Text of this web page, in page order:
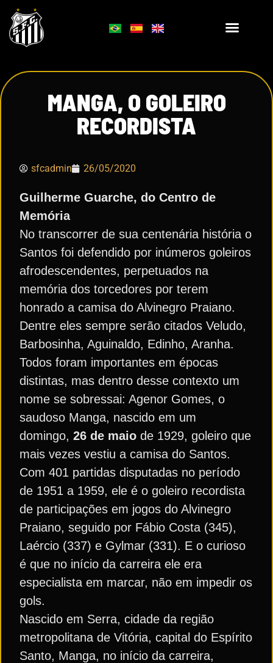
MANGA, O GOLEIRO
RECORDISTA
sfcadmin 26/05/2020
Guilherme Guarche, do Centro de
Memória
No transcorrer de sua centenária história o
Santos foi defendido por inúmeros goleiros
afrodescendentes, perpetuados na
memória dos torcedores por terem
honrado a camisa do Alvinegro Praiano.
Dentre eles sempre serão citados Veludo,
Barbosinha, Aguinaldo, Edinho, Aranha.
Todos foram importantes em épocas
distintas, mas dentro desse contexto um
nome se sobressai: Agenor Gomes, o
saudoso Manga, nascido em um
domingo, 26 de maio de 1929, goleiro que
mais vezes vestiu a camisa do Santos.
Com 401 partidas disputadas no período
de 1951 a 1959, ele é o goleiro recordista
de participações em jogos do Alvinegro
Praiano, seguido por Fábio Costa (345),
Laércio (337) e Gylmar (331). E o curioso
é que no início da carreira ele era
especialista em marcar, não em impedir os
gols.
Nascido em Serra, cidade da região
metropolitana de Vitória, capital do Espírito
Santo, Manga, no início da carreira,